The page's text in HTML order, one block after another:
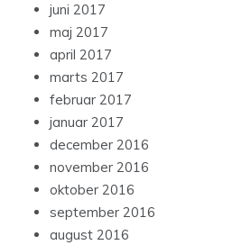
juni 2017
maj 2017
april 2017
marts 2017
februar 2017
januar 2017
december 2016
november 2016
oktober 2016
september 2016
august 2016